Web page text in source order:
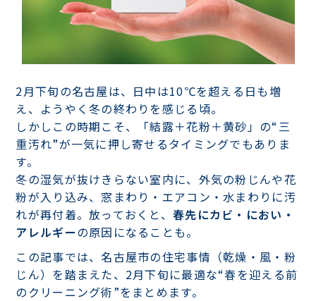
2月下旬の名古屋は、日中は10℃を超える日も増
え、ようやく冬の終わりを感じる頃。
しかしこの時期こそ、「結露＋花粉＋黄砂」の“三
重汚れ”が一気に押し寄せるタイミングでもありま
す。
冬の湿気が抜けきらない室内に、外気の粉じんや花
粉が入り込み、窓まわり・エアコン・水まわりに汚
れが再付着。放っておくと、春先にカビ・におい・
アレルギーの原因になることも。
この記事では、名古屋市の住宅事情（乾燥・風・粉
じん）を踏まえた、2月下旬に最適な“春を迎える前
のクリーニング術”をまとめます。